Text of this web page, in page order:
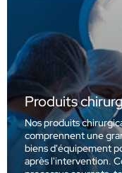
Produits
Nos produits
comprennent une
biens d'équipement
après l'intervention.